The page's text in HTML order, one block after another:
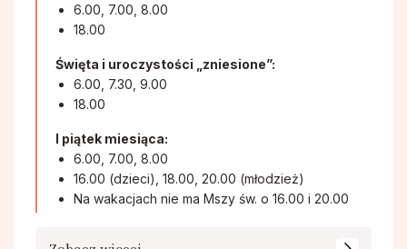
6.00, 7.00, 8.00
18.00
Święta i uroczystości „zniesione”:
6.00, 7.30, 9.00
18.00
I piątek miesiąca:
6.00, 7.00, 8.00
16.00 (dzieci), 18.00, 20.00 (młodzież)
Na wakacjach nie ma Mszy św. o 16.00 i 20.00